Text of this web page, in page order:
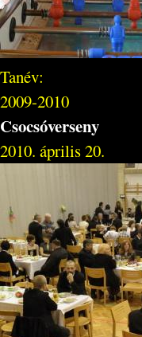
Tanév:
2009-2010
Csocsóverseny
2010. április 20.